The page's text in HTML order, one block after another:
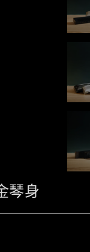
琴身